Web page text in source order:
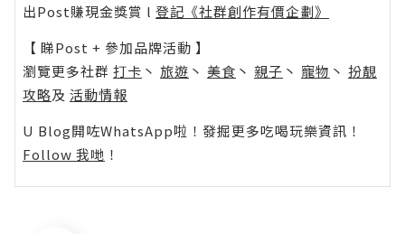
出Post賺現金獎賞 l 登記《社群創作有價企劃》
【 睇Post + 參加品牌活動 】
瀏覽更多社群 打卡 丶 旅遊 丶 美食 丶 親子 丶 寵物 丶 扮靚
攻略及 活動情報
U Blog開咗WhatsApp啦！發掘更多吃喝玩樂資訊！
Follow 我哋 ！